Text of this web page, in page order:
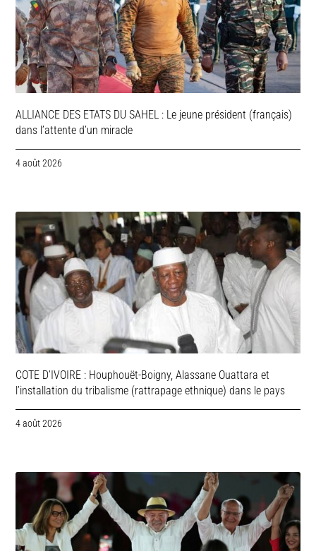
ALLIANCE DES ETATS DU SAHEL : Le jeune président (français)
dans l’attente d’un miracle
4 août 2026
COTE D’IVOIRE : Houphouët-Boigny, Alassane Ouattara et
l’installation du tribalisme (rattrapage ethnique) dans le pays
4 août 2026